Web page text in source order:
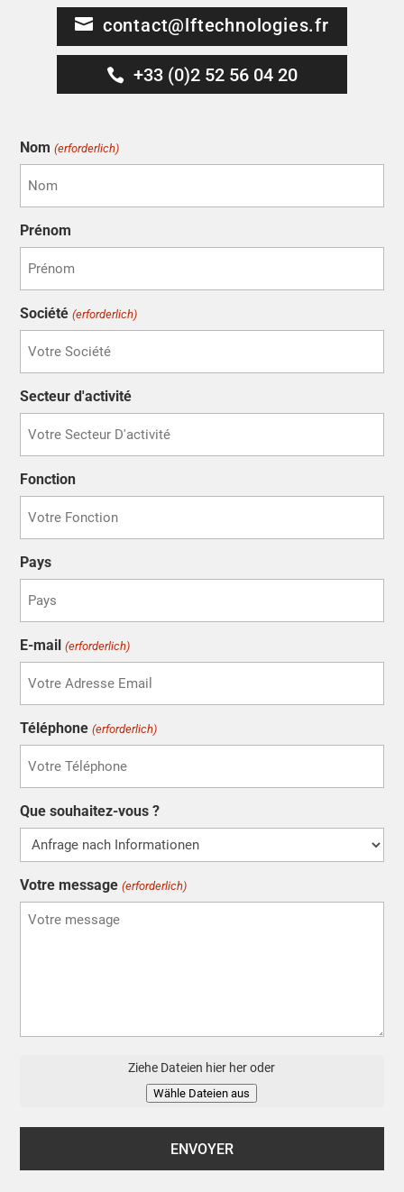
+33 (0)2 52 56 04 20
contact@lftechnologies.fr
Nom (erforderlich)
Prénom
Société (erforderlich)
Secteur d'activité
Fonction
Pays
E-mail (erforderlich)
Téléphone (erforderlich)
Que souhaitez-vous ?
Votre message (erforderlich)
Ziehe Dateien hier her oder
Wähle Dateien aus